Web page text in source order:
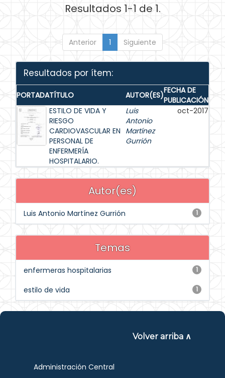
Resultados 1-1 de 1.
Anterior 1 Siguiente
Resultados por ítem:
PORTADATÍTULO AUTOR(ES)FECHA DE
PUBLICACIÓN
ESTILO DE VIDA Y
RIESGO
CARDIOVASCULAR EN
PERSONAL DE
ENFERMERÍA
HOSPITALARIO.
Luis
Antonio
Martínez
Gurrión
oct-2017
Autor(es)
1
Luis Antonio Martínez Gurrión
Temas
1
enfermeras hospitalarias
1
estilo de vida
Volver arriba ∧
Administración Central